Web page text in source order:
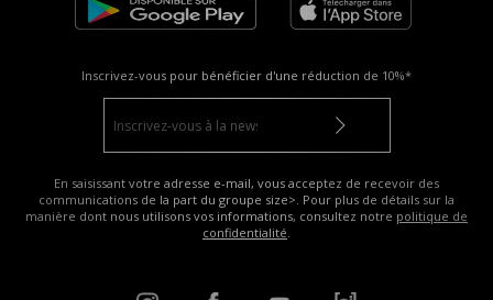
Inscrivez-vous pour bénéficier d'une réduction de 10%*
En saisissant votre adresse e-mail, vous acceptez de recevoir des
communications de la part du groupe size>. Pour plus de détails sur la
manière dont nous utilisons vos informations, consultez notre politique de
confidentialité.